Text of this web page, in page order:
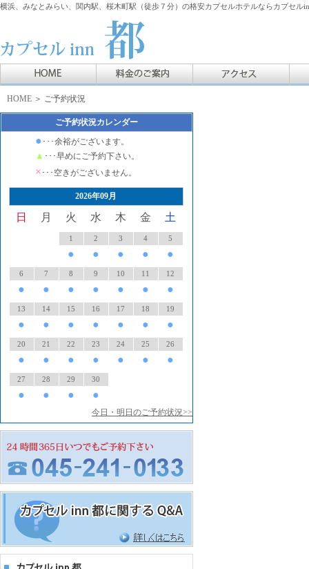
横浜、みなとみらい、関内駅、桜木町駅（徒歩７分）の格安カプセルホテルならカプセル
HOME ＞ ご予約状況
ご予約状況カレンダー
● ･･･余裕がございます。
▲ ･･･早めにご予約下さい。
× ･･･空きがございません。
2026年09月
日 月 火 水 木 金 土
1
●
2
●
3
●
4
●
5
●
6
●
7
●
8
●
9
●
10
●
11
●
12
●
13
●
14
●
15
●
16
●
17
●
18
●
19
●
20
●
21
●
22
●
23
●
24
●
25
●
26
●
27
●
28
●
29
●
30
●
今日・明日のご予約状況>>